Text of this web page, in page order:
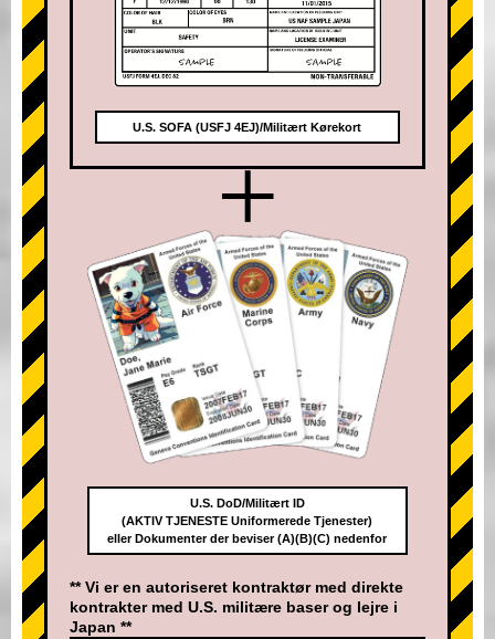
U.S. SOFA (USFJ 4EJ)/Militært Kørekort
+
U.S. DoD/Militært ID
(AKTIV TJENESTE Uniformerede Tjenester)
eller Dokumenter der beviser (A)(B)(C) nedenfor
** Vi er en autoriseret kontraktør med direkte
kontrakter med U.S. militære baser og lejre i
Japan **